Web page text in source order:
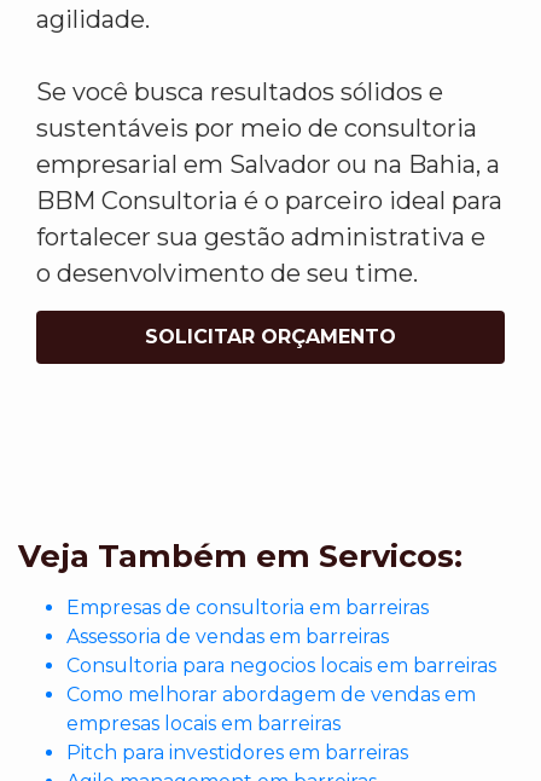
agilidade.
Se você busca resultados sólidos e
sustentáveis por meio de consultoria
empresarial em Salvador ou na Bahia, a
BBM Consultoria é o parceiro ideal para
fortalecer sua gestão administrativa e
o desenvolvimento de seu time.
SOLICITAR ORÇAMENTO
Veja Também em Servicos:
Empresas de consultoria em barreiras
Assessoria de vendas em barreiras
Consultoria para negocios locais em barreiras
Como melhorar abordagem de vendas em
empresas locais em barreiras
Pitch para investidores em barreiras